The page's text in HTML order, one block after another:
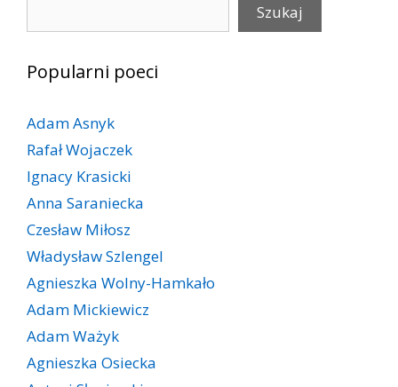
Szukaj
Popularni poeci
Adam Asnyk
Rafał Wojaczek
Ignacy Krasicki
Anna Saraniecka
Czesław Miłosz
Władysław Szlengel
Agnieszka Wolny-Hamkało
Adam Mickiewicz
Adam Ważyk
Agnieszka Osiecka